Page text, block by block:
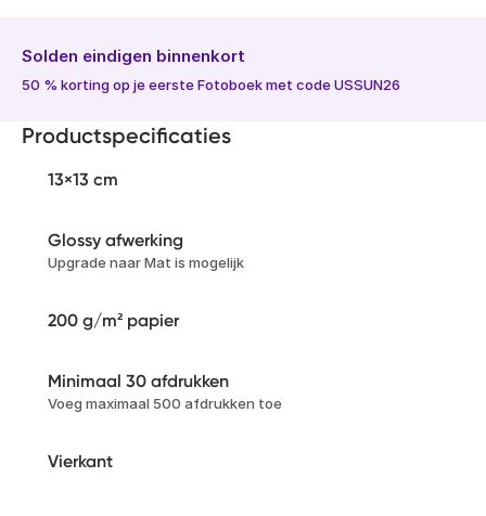
Solden eindigen binnenkort
50 % korting op je eerste Fotoboek met code USSUN26
Productspecificaties
13×13 cm
Glossy afwerking
Upgrade naar Mat is mogelijk
200 g/m² papier
Minimaal 30 afdrukken
Voeg maximaal 500 afdrukken toe
Vierkant